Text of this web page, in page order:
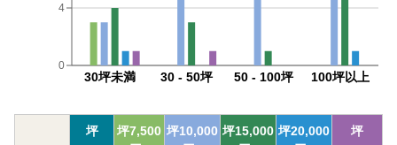
30坪未満 30 - 50坪 50 - 100坪 100坪以上
0
4
坪
坪7,500 坪10,000 坪15,000 坪20,000
坪